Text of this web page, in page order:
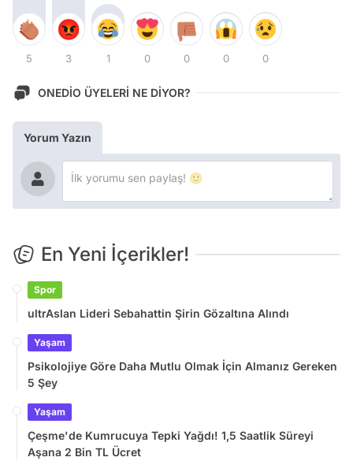
5 3 1 0 0 0 0
ONEDİO ÜYELERİ NE DİYOR?
Yorum Yazın
En Yeni İçerikler!
Spor
ultrAslan Lideri Sebahattin Şirin Gözaltına Alındı
Yaşam
Psikolojiye Göre Daha Mutlu Olmak İçin Almanız Gereken
5 Şey
Yaşam
Çeşme'de Kumrucuya Tepki Yağdı! 1,5 Saatlik Süreyi
Aşana 2 Bin TL Ücret